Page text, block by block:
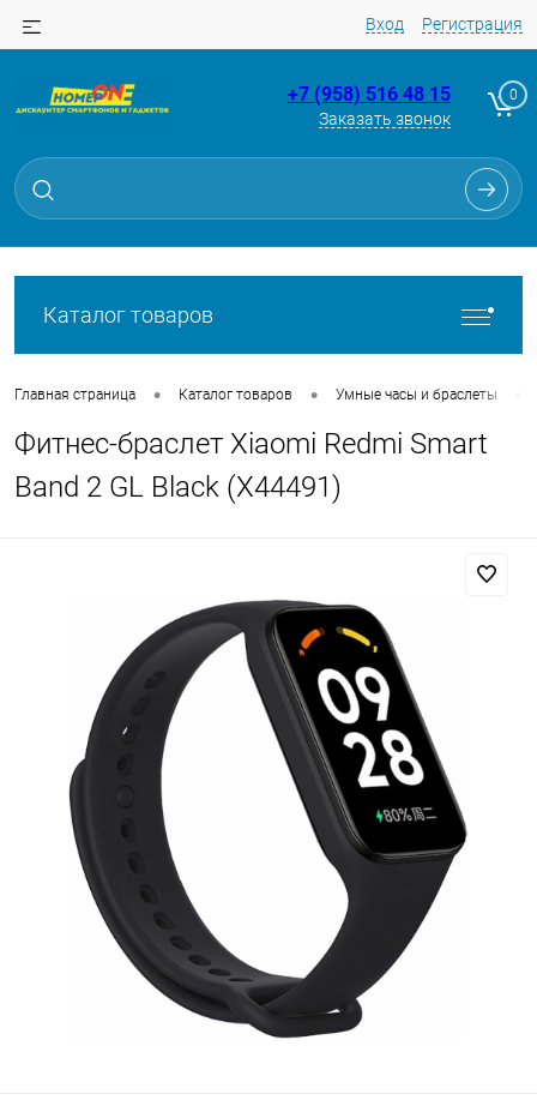
Вход Регистрация
+7 (958) 516 48 15
Заказать звонок
0
Каталог товаров
Главная страница • Каталог товаров • Умные часы и браслеты
Фитнес-браслет Xiaomi Redmi Smart
Band 2 GL Black (X44491)
Для клиентов всех банков
Разбейте
без переплат
Сегодня
Оплачивайте сегодня только
25
% картой любого банка
Получайте товар
выбранный способом
Оставшиеся
списыватьсяс вашей карты
25% каждые 2 недели
об оплате Плайтом